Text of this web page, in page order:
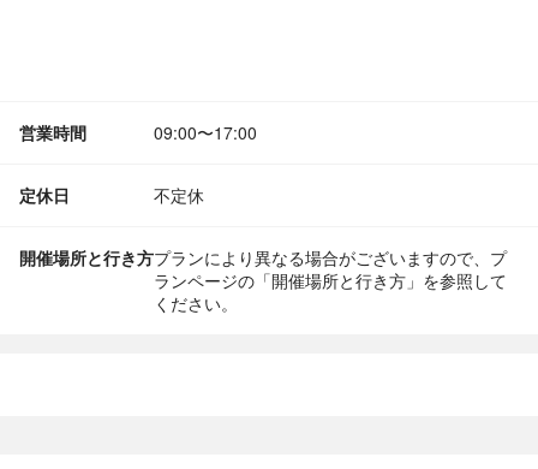
営業時間 09:00〜17:00
定休日 不定休
開催場所と行き方プランにより異なる場合がございますので、プ
ランページの「開催場所と行き方」を参照して
ください。